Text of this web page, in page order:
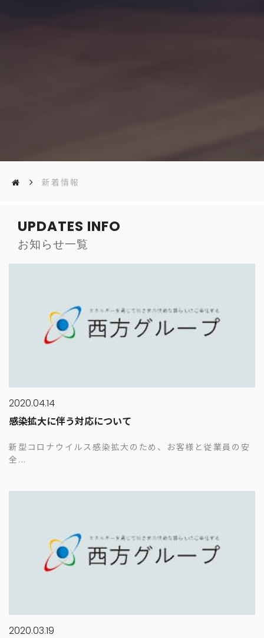
新着情報
UPDATES INFO
お知らせ一覧
2020.04.14
感染拡大に伴う対応について
新型コロナウイルス感染拡大のため、お客様と従業員の安
全...
2020.03.19